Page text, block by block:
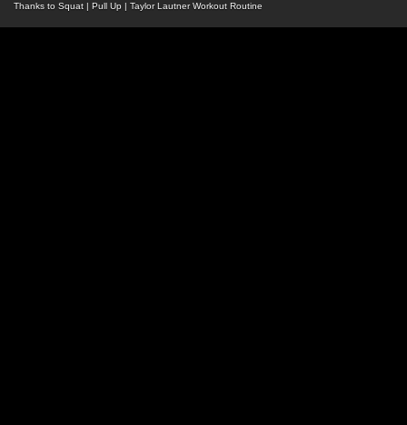
Thanks to Squat | Pull Up | Taylor Lautner Workout Routine